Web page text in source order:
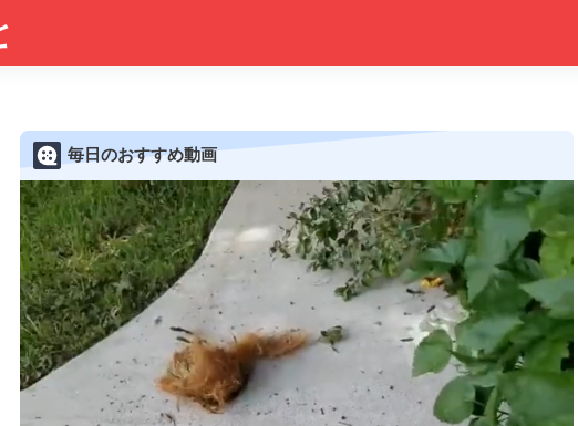
毎日のおすすめ動画